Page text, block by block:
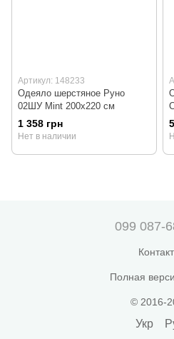
Артикул: 148233
Одеяло шерстяное Руно
02ШУ Mint 200x220 см
1 358 грн
Нет в наличии
099 087-
Полная
© 2016-
Укр